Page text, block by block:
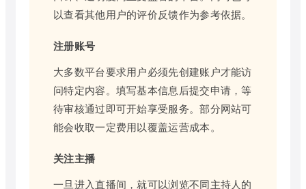
以查看其他用户的评价反馈作为参考依据。
注册账号
大多数平台要求用户必须先创建账户才能访
问特定内容。填写基本信息后提交申请，等
待审核通过即可开始享受服务。部分网站可
能会收取一定费用以覆盖运营成本。
关注主播
一旦进入直播间，就可以浏览不同主持人的